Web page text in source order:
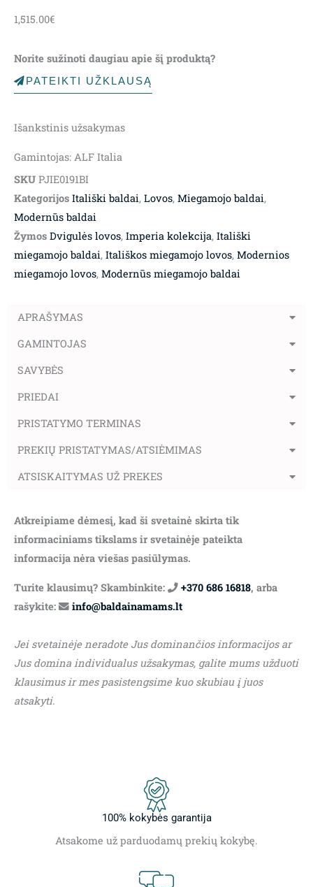
1,515.00€
Norite sužinoti daugiau apie šį produktą?
PATEIKTI UŽKLAUSĄ
Išankstinis užsakymas
Gamintojas: ALF Italia
SKU PJIE0191BI
Kategorijos Itališki baldai, Lovos, Miegamojo baldai,
Modernūs baldai
Žymos Dvigulės lovos, Imperia kolekcija, Itališki
miegamojo baldai, Itališkos miegamojo lovos, Modernios
miegamojo lovos, Modernūs miegamojo baldai
APRAŠYMAS
GAMINTOJAS
SAVYBĖS
PRIEDAI
PRISTATYMO TERMINAS
PREKIŲ PRISTATYMAS/ATSIĖMIMAS
ATSISKAITYMAS UŽ PREKES
Atkreipiame dėmesį, kad ši svetainė skirta tik
informaciniams tikslams ir svetainėje pateikta
informacija nėra viešas pasiūlymas.
Turite klausimų? Skambinkite: +370 686 16818, arba
rašykite:
info@baldainamams.lt
Jei svetainėje neradote Jus dominančios informacijos ar
Jus domina individualus užsakymas, galite mums užduoti
klausimus ir mes pasistengsime kuo skubiau į juos
atsakyti.
100% kokybės garantija
Atsakome už parduodamų prekių kokybę.